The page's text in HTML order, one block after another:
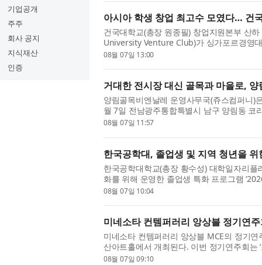
기업공개
주주
회사 공지
지식재산
인증
아시아 학생 창업 최고수 모였다… 건
건국대학교(총장 원종필) 창업지원본부 산
University Venture Club)가 싱가포르경영
SMU) 스타트업 학회 ‘Start-up Society’와
08월 07일 13:00
거대한 전시장 대신 골목과 마을로,
양림골목비엔날레 운영사무국(쥬스컴퍼니)
월 7일 전남광주통합특별시 남구 양림동 코
엔날레 개막 D-30 총회’를 개최하고 ...
08월 07일 11:57
한국공학대, 졸업생 및 지역 청년을 위
한국공학대학교(총장 황수성) 대학일자리
화를 위해 운영한 졸업생 특화 프로그램
이번 프로그램은 지난 6월 1일부...
08월 07일 10:04
미네소타 컨템퍼러리 앙상블 정기연주
미네소타 컨템퍼러리 앙상블 MCE의 정기연
산아트홀에서 개최된다. 이번 정기연주회는
감정의 결을 다채로운 편성과...
08월 07일 09:10